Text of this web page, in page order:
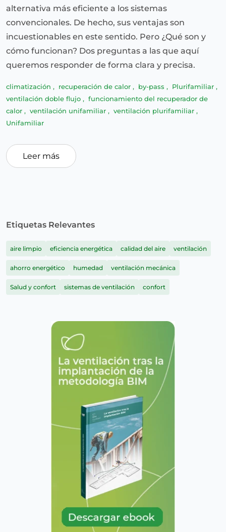
alternativa más eficiente a los sistemas
convencionales. De hecho, sus ventajas son
incuestionables en este sentido. Pero ¿Qué son y
cómo funcionan? Dos preguntas a las que aquí
queremos responder de forma clara y precisa.
climatización , recuperación de calor , by-pass , Plurifamiliar ,
ventilación doble flujo , funcionamiento del recuperador de
calor , ventilación unifamiliar , ventilación plurifamiliar ,
Unifamiliar
Leer más
Etiquetas Relevantes
aire limpio eficiencia energética calidad del aire ventilación
ahorro energético humedad ventilación mecánica
Salud y confort sistemas de ventilación confort